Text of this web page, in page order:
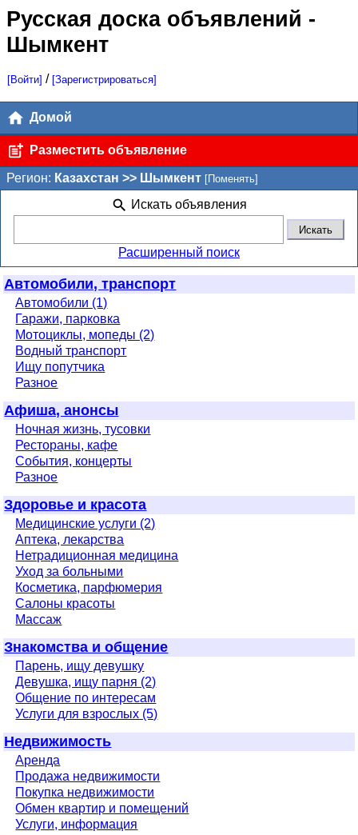
Русская доска объявлений -
Шымкент
[Войти] / [Зарегистрироваться]
Домой
Разместить объявление
Регион: Казахстан >> Шымкент [Поменять]
Искать объявления
Расширенный поиск
Автомобили, транспорт
Автомобили (1)
Гаражи, парковка
Мотоциклы, мопеды (2)
Водный транспорт
Ищу попутчика
Разное
Афиша, анонсы
Ночная жизнь, тусовки
Рестораны, кафе
События, концерты
Разное
Здоровье и красота
Медицинские услуги (2)
Аптека, лекарства
Нетрадиционная медицина
Уход за больными
Косметика, парфюмерия
Салоны красоты
Массаж
Знакомства и общение
Парень, ищу девушку
Девушка, ищу парня (2)
Общение по интересам
Услуги для взрослых (5)
Недвижимость
Аренда
Продажа недвижимости
Покупка недвижимости
Обмен квартир и помещений
Услуги, информация